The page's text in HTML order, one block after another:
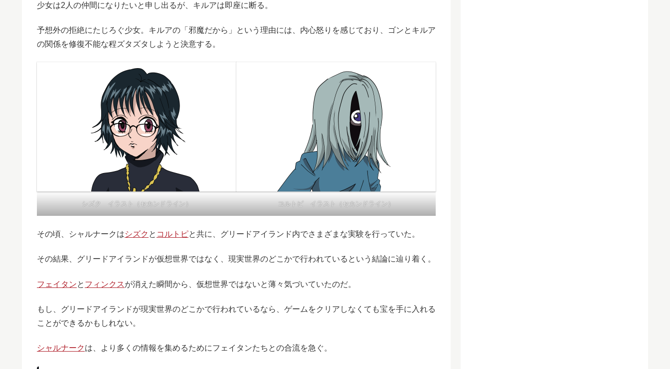
少女は2人の仲間になりたいと申し出るが、キルアは即座に断る。
予想外の拒絶にたじろぐ少女。キルアの「邪魔だから」という理由には、内心怒りを感じており、ゴンとキルア
の関係を修復不能な程ズタズタしようと決意する。
シズク イラスト（セカンドライン） コルトピ イラスト（セカンドライン）
その頃、シャルナークはシズク と コルトピと共に、グリードアイランド内でさまざまな実験を行っていた。
その結果、グリードアイランドが仮想世界ではなく、現実世界のどこかで行われているという結論に辿り着く。
フェイタンと フィンクスが消えた瞬間から、仮想世界ではないと薄々気づいていたのだ。
もし、グリードアイランドが現実世界のどこかで行われているなら、ゲームをクリアしなくても宝を手に入れる
ことができるかもしれない。
シャルナーク は、より多くの情報を集めるためにフェイタンたちとの合流を急ぐ。